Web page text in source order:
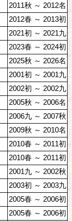
2011秋 ～ 2012名
2012春 ～ 2013初
2021初 ～ 2021九
2023春 ～ 2024初
2025秋 ～ 2026名
2001初 ～ 2001九
2002初 ～ 2002九
2005秋 ～ 2006名
2006九 ～ 2007秋
2009秋 ～ 2010名
2010春 ～ 2011初
2010春 ～ 2011初
2001九 ～ 2002秋
2003初 ～ 2003九
2005春 ～ 2006初
2005春 ～ 2006初